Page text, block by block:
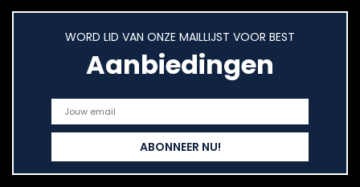
WORD LID VAN ONZE MAILLIJST VOOR BEST
Aanbiedingen